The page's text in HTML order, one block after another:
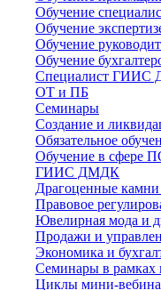
Обучение
Обучение
Обучение
Обучение
Специалист
ОТ и ПБ
Семинары
Создание и
Обязательное
Обучение в сфере
ГИИС ДМДК
Драгоценные
Правовое
Ювелирная мода и
Продажи и
Экономика и
Семинары в рамках
Циклы мини-